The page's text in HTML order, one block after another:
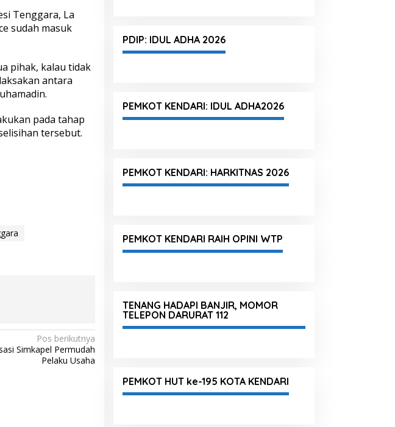
Tenggara, La
sudah masuk
pihak, kalau tidak
antara
pada tahap
tersebut.
Pos berikutnya
Simkapel Permudah
Pelaku Usaha
PDIP: IDUL ADHA 2026
PEMKOT KENDARI: IDUL ADHA2026
PEMKOT KENDARI: HARKITNAS 2026
PEMKOT KENDARI RAIH OPINI WTP
TENANG HADAPI BANJIR, MOMOR
TELEPON DARURAT 112
PEMKOT HUT ke-195 KOTA KENDARI